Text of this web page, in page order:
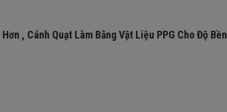
, Cánh Quạt Làm Bằng Vật Liệu PPG Cho Độ Bền